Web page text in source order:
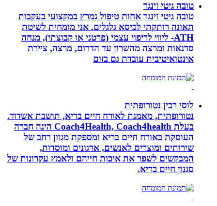
טובה גיטי זינגר
טובה גיטי זינגר אחות טיפול נמרץ במקצועי בעקבות
תאונה רותקתי לכיסא גלגלים. אני מומחית לשיטת
ATH- ליווי לריפוי עצמי (פרטני או קבוצתי), מנחה
סדנאות ומרצה מהשרון עד הדרום, מרצה, ציירת
אינטואיטיבית עובדת גם בזום
לוסי רבין נטורופתית
נטורופתית, מאמנת לאורח חיים בריא, תושבת אשדוד.
בעלת Coach4Health, Coach4health הינה חברה
העוסקת באורח חיים בריא ומספקת מגוון רחב של
שירותים ומוצרים לאנשים, ארגונים ומוסדות,
המבקשים לשפר את איכות חייהם ולאמץ עקרונות של
סגנון חיים בריא.